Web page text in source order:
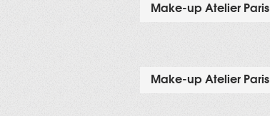
Make-up Atelier Paris
Make-up Atelier Paris